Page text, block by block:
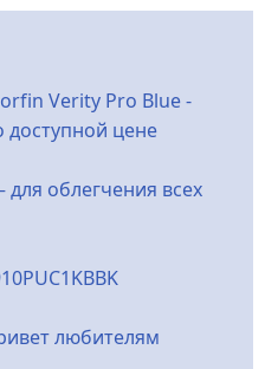
Verity Pro Blue -
цене
облегчения всех
любителям